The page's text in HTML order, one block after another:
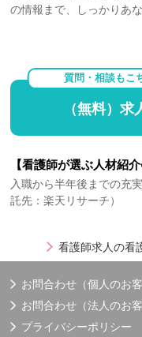
の情報まで、しっかりあ
質問・相談もこ
（無料）
【看護師が選ぶ人材紹
入職から半年後までの充
託先：楽天リサーチ）
看護師求人の看
お問合わせ（個人のお客
お問合わせ（法人のお客
プライバシーポリシー